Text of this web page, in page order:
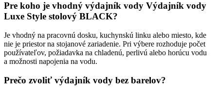
Pre koho je vhodný výdajník vody Výdajník vody
Luxe Style stolový BLACK?
Je vhodný na pracovnú dosku, kuchynskú linku alebo miesto, kde
nie je priestor na stojanové zariadenie. Pri výbere rozhoduje počet
používateľov, požiadavka na chladenú, perlivú alebo horúcu vodu
a možnosti napojenia na vodu.
Prečo zvoliť výdajník vody bez barelov?